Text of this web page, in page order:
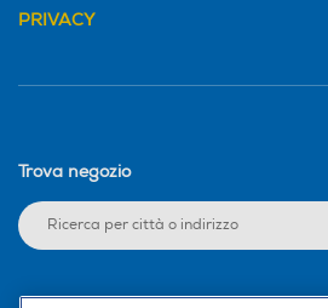
PRIVACY
Trova negozio